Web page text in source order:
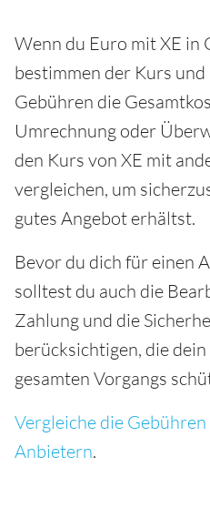
Wenn du Euro mit XE in
bestimmen der Kurs
Gebühren die
Umrechnung oder
den Kurs von XE mit
vergleichen, um
gutes Angebot erhältst.
Bevor du dich für einen
solltest du auch die
Zahlung und die
berücksichtigen, die
gesamten Vorgangs
Vergleiche die
Anbietern.